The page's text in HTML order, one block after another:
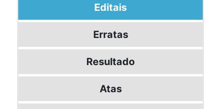
Editais
Erratas
Resultado
Atas